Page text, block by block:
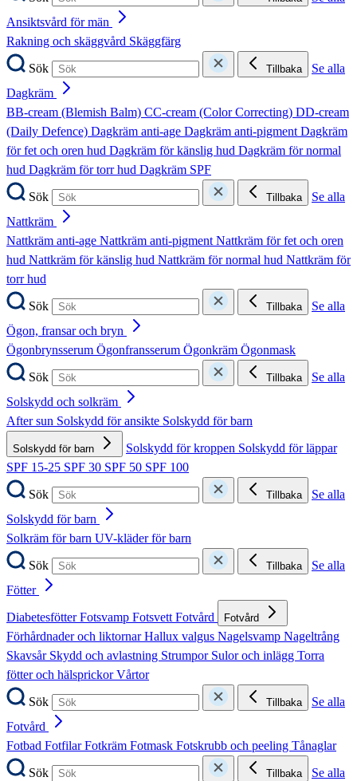
Ansiktsvård för män
Rakning och skäggvård Skäggfärg
Sök
Tillbaka
Se alla
Dagkräm
BB-cream (Blemish Balm) CC-cream (Color Correcting) DD-cream
(Daily Defence) Dagkräm anti-age Dagkräm anti-pigmentDagkräm
för fet och oren hud Dagkräm för känslig hud Dagkräm för normal
hud Dagkräm för torr hud Dagkräm SPF
Sök
Tillbaka
Se alla
Nattkräm
Nattkräm anti-age Nattkräm anti-pigmentNattkräm för fet och oren
hud Nattkräm för känslig hud Nattkräm för normal hud Nattkräm för
torr hud
Sök
Tillbaka
Se alla
Ögon, fransar och bryn
Ögonbrynsserum Ögonfransserum Ögonkräm Ögonmask
Sök
Tillbaka
Se alla
Solskydd och solkräm
After sun Solskydd för ansikte Solskydd för barn
Solskydd för barn Solskydd för kroppen Solskydd för läppar
SPF 15-25 SPF 30 SPF 50 SPF 100
Sök
Tillbaka
Se alla
Solskydd för barn
Solkräm för barn UV-kläder för barn
Sök
Tillbaka
Se alla
Fötter
DiabetesfötterFotsvamp FotsvettFotvård Fotvård
Förhårdnader och liktornarHallux valgus Nagelsvamp Nageltrång
Skavsår Skydd och avlastning Strumpor Sulor och inlägg Torra
fötter och hälsprickorVårtor
Sök
Tillbaka
Se alla
Fotvård
Fotbad FotfilarFotkräm Fotmask Fotskrubb och peeling Tånaglar
Sök
Tillbaka
Se alla